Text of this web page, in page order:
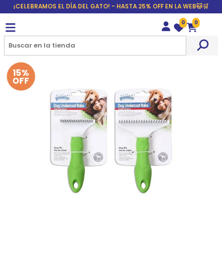
¡CELEBRAMOS EL DÍA DEL GATO! - HASTA 25% OFF EN LA WEB🐱🛒
Wishlist
0
Carrito
0
15%
OFF